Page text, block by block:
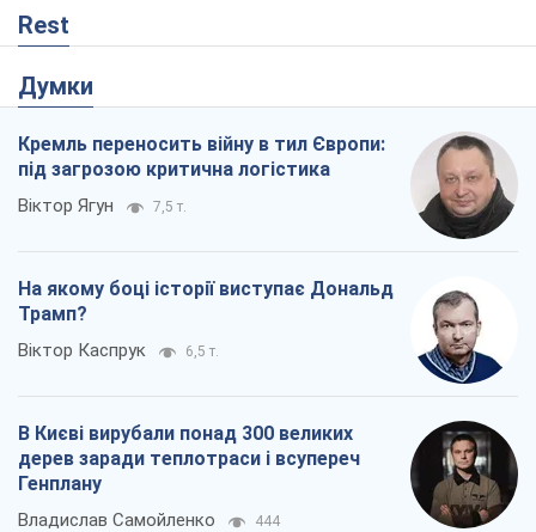
Rest
Думки
Кремль переносить війну в тил Європи:
під загрозою критична логістика
Віктор Ягун 7,5 т.
На якому боці історії виступає Дональд
Трамп?
Віктор Каспрук 6,5 т.
В Києві вирубали понад 300 великих
дерев заради теплотраси і всупереч
Генплану
Владислав Самойленко 444